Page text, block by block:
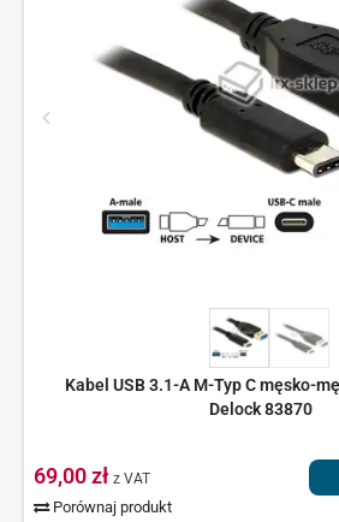
Kabel USB 3.1-A M-Typ C męsko-
Delock 83870
69,00 zł z VAT
Porównaj produkt